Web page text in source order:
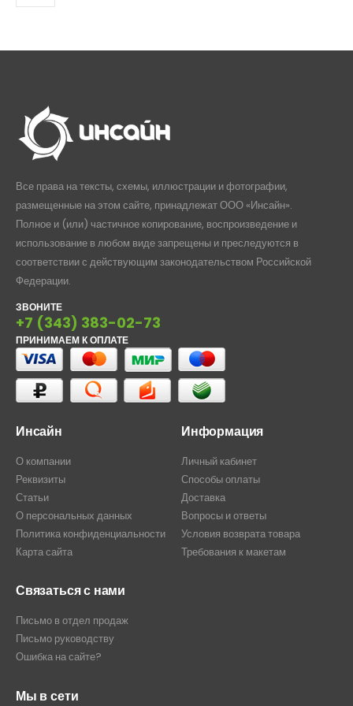
Все права на тексты, схемы, иллюстрации и фотографии,
размещенные на этом сайте, принадлежат ООО «Инсайн».
Полное и (или) частичное копирование, воспроизведение и
использование в любом виде запрещены и преследуются в
соответствии с действующим законодательством Российской
Федерации.
ЗВОНИТЕ
+7 (343) 383-02-73
ПРИНИМАЕМ К ОПЛАТЕ
Инсайн
О компании
Реквизиты
Статьи
О персональных данных
Политика конфиденциальности
Карта сайта
Информация
Личный кабинет
Способы оплаты
Доставка
Вопросы и ответы
Условия возврата товара
Требования к макетам
Связаться с нами
Письмо в отдел продаж
Письмо руководству
Ошибка на сайте?
Мы в сети